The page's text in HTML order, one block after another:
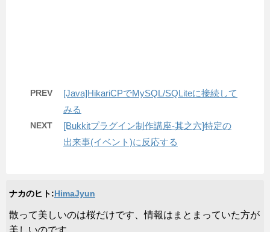
PREV
[Java]HikariCPでMySQL/SQLiteに接続して
みる
NEXT
[Bukkitプラグイン制作講座-其之六]特定の
出来事(イベント)に反応する
ナカのヒト:HimaJyun
​散って美しいのは桜だけです、情報はまとまっていた方が
美しいのです。